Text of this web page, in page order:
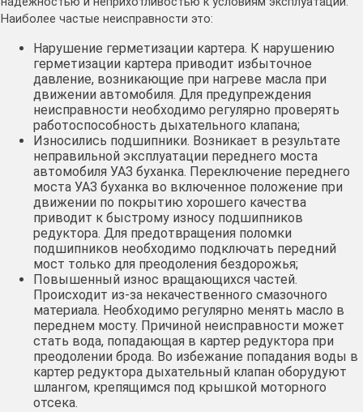
Наиболее частые неисправности это:
Нарушение герметизации картера. К нарушению
герметизации картера приводит избыточное
давление, возникающие при нагреве масла при
движении автомобиля. Для предупреждения
неисправности необходимо регулярно проверять
работоспособность дыхательного клапана;
Износились подшипники. Возникает в результате
неправильной эксплуатации переднего моста
автомобиля УАЗ буханка. Переключение переднего
моста УАЗ буханка во включенное положение при
движении по покрытию хорошего качества
приводит к быстрому износу подшипников
редуктора. Для предотвращения поломки
подшипников необходимо подключать передний
мост только для преодоления бездорожья;
Повышенный износ вращающихся частей.
Происходит из-за некачественного смазочного
материала. Необходимо регулярно менять масло в
переднем мосту. Причиной неисправности может
стать вода, попадающая в картер редуктора при
преодолении брода. Во избежание попадания воды в
картер редуктора дыхательный клапан оборудуют
шлангом, крепящимся под крышкой моторного
отсека.